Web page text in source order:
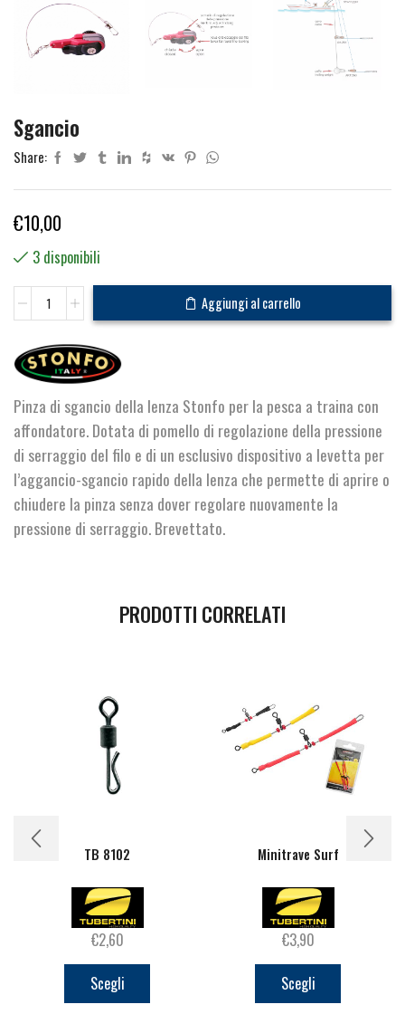
Sgancio
Share:
€10,00
3 disponibili
Sgancio
quantità
Aggiungi al carrello
Pinza di sgancio della lenza Stonfo per la pesca a traina con
affondatore. Dotata di pomello di regolazione della pressione
di serraggio del filo e di un esclusivo dispositivo a levetta per
l’aggancio-sgancio rapido della lenza che permette di aprire o
chiudere la pinza senza dover regolare nuovamente la
pressione di serraggio. Brevettato.
PRODOTTI CORRELATI
TB 8102
€2,60
Scegli
Questo
ha
Minitrave Surf
€3,90
Scegli
Questo
ha